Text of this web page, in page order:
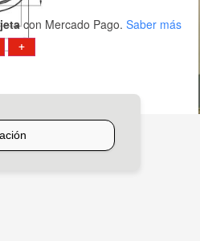
con Mercado Pago. Saber más
+